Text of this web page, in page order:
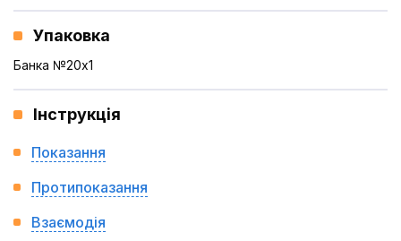
Упаковка
Банка №20x1
Інструкція
Показання
Протипоказання
Взаємодія